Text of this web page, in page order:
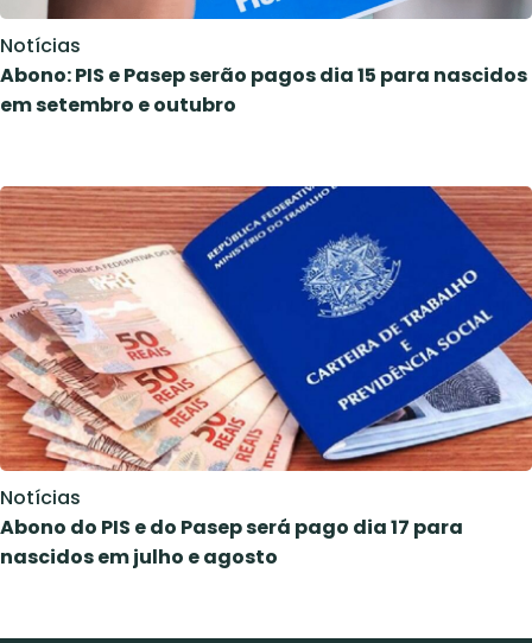
Notícias
Abono: PIS e Pasep serão pagos dia 15 para nascidos
em setembro e outubro
Notícias
Abono do PIS e do Pasep será pago dia 17 para
nascidos em julho e agosto